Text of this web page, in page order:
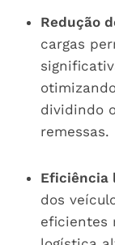
Redução
cargas
dividindo
remessas.
Eficiência
dos
eficientes